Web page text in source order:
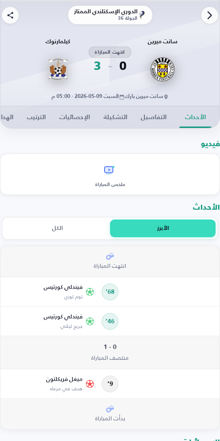
الدوري الإسكتلندي الممتاز
الجولة 36
سانت ميرين
0
انتهت المباراة
3
كيلمارنوك
سانت ميرين بارك السبت 09-05-2026 · 05:00 م
الأحداث التفاصيل التشكيلة الإحصائيات الترتيب
فيديو
ملخص المباراة
الأحداث
الأبرز الكل
انتهت المباراة
68’
فيندلي كورتيس
توم لوري
46’
فيندلي كورتيس
جريج كيلتي
0 - 1
منتصف المباراة
9’
ميغل فريكلتون
هدف في مرماه
بدأت المباراة